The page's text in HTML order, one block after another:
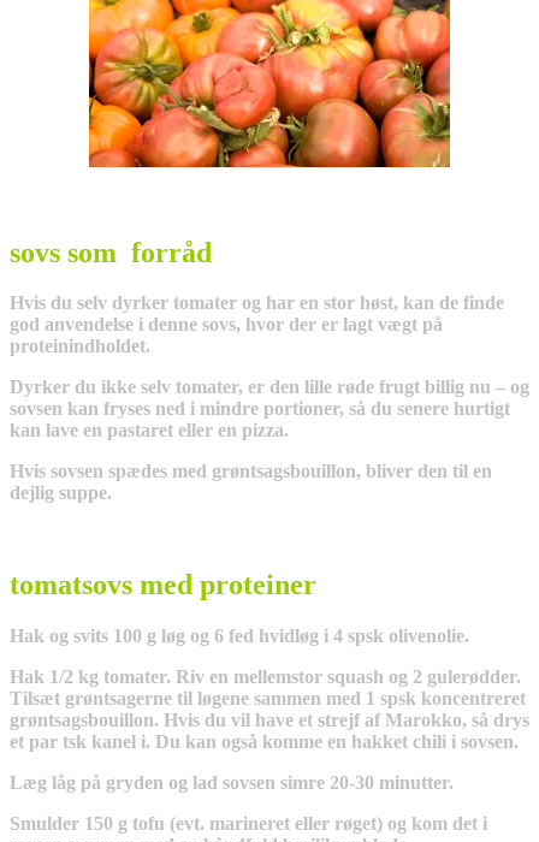
sovs som forråd
Hvis du selv dyrker tomater og har en stor høst, kan de finde
god anvendelse i denne sovs, hvor der er lagt vægt på
proteinindholdet.
Dyrker du ikke selv tomater, er den lille røde frugt billig nu – og
sovsen kan fryses ned i mindre portioner, så du senere hurtigt
kan lave en pastaret eller en pizza.
Hvis sovsen spædes med grøntsagsbouillon, bliver den til en
dejlig suppe.
tomatsovs med proteiner
Hak og svits 100 g løg og 6 fed hvidløg i 4 spsk olivenolie.
Hak 1/2 kg tomater. Riv en mellemstor squash og 2 gulerødder.
Tilsæt grøntsagerne til løgene sammen med 1 spsk koncentreret
grøntsagsbouillon. Hvis du vil have et strejf af Marokko, så drys
et par tsk kanel i. Du kan også komme en hakket chili i sovsen.
Læg låg på gryden og lad sovsen simre 20-30 minutter.
Smulder 150 g tofu (evt. marineret eller røget) og kom det i